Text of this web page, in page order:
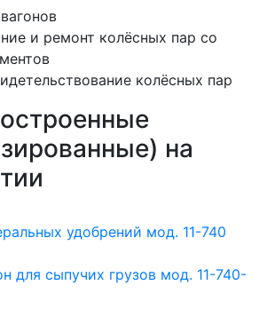
и ремонт колёсных пар со
колёсных пар
на
удобрений мод. 11-740
для сыпучих грузов мод. 11-740-